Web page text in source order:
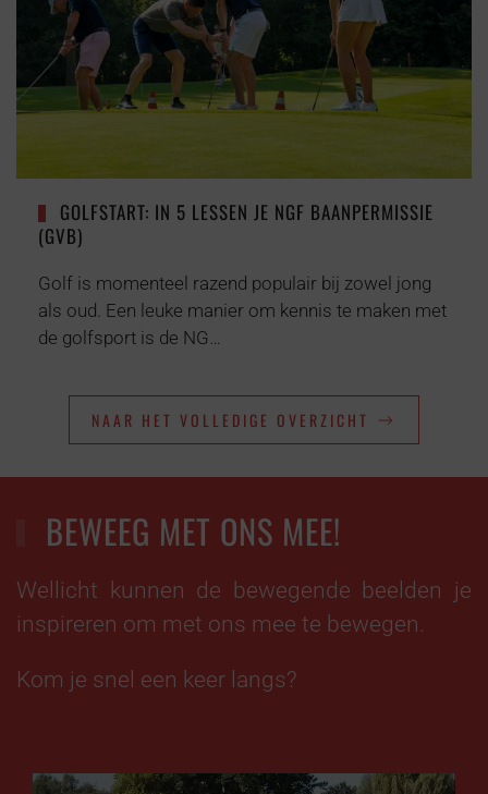
GOLFSTART: IN 5 LESSEN JE NGF BAANPERMISSIE
(GVB)
Golf is momenteel razend populair bij zowel jong
als oud. Een leuke manier om kennis te maken met
de golfsport is de NG…
NAAR HET VOLLEDIGE OVERZICHT
BEWEEG MET ONS MEE!
Wellicht kunnen de bewegende beelden je
inspireren om met ons mee te bewegen.
Kom je snel een keer langs?